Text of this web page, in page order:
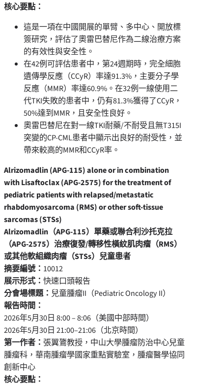
核心要點：
這是一項在中國開展的單臂、多中心、開放標
簽研究，評估了奧雷巴替尼作為二線治療方案
的有效性與安全性。
在42例可評估患者中，第24週期時，完全細胞
遺傳學反應（CCyR）率達91.3%，主要分子學
反應（MMR）率達60.9%。在32例一線使用二
代TKI失敗的患者中，仍有81.3%獲得了CCyR，
50%達到MMR，且安全性良好。
奧雷巴替尼在對一線TKI耐藥/不耐受且無T315I
突變的CP-CML患者中顯示出良好的耐受性，並
帶來較高的MMR和CCyR率。
Alrizomadlin (APG-115) alone or in combination
with Lisaftoclax (APG-2575) for the treatment of
pediatric patients with relapsed/metastatic
rhabdomyosarcoma (RMS) or other soft-tissue
sarcomas (STSs)
Alrizomadlin （APG-115）單藥或聯合利沙托克拉
（APG-2575）治療復發/轉移性橫紋肌肉瘤（RMS）
或其他軟組織肉瘤（STSs）兒童患者
摘要編號： 10012
展示形式： 快速口頭報告
分會場標題： 兒童腫瘤II（Pediatric Oncology II）
報告時間：
2026年5月30日 8:00 – 8:06（美國中部時間）
2026年5月30日 21:00–21:06（北京時間）
第一作者： 張翼鷟教授，中山大學腫瘤防治中心兒童
腫瘤科，華南腫瘤學國家重點實驗室，腫瘤醫學協同
創新中心
核心要點：